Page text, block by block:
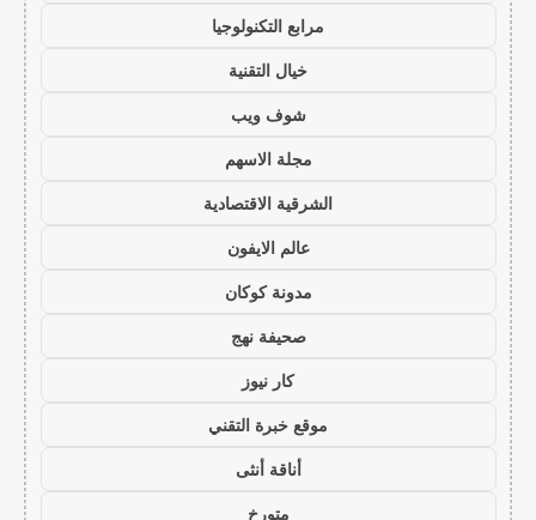
مرابع التكنولوجيا
خيال التقنية
شوف ويب
مجلة الاسهم
الشرقية الاقتصادية
عالم الايفون
مدونة كوكان
صحيفة نهج
كار نيوز
موقع خبرة التقني
أناقة أنثى
متورخ